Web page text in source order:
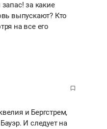
за какие
выпускают? Кто
на все его
и Бергстрем,
И следует на